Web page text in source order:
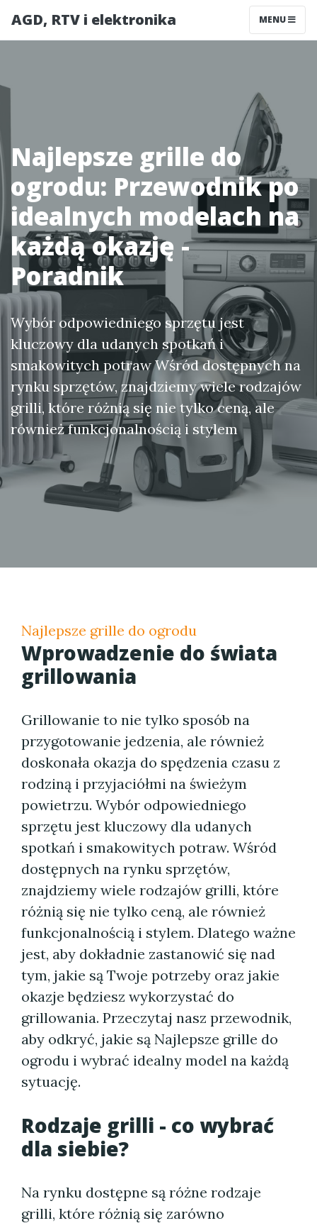
AGD, RTV i elektronika MENU
Najlepsze grille do
ogrodu: Przewodnik po
idealnych modelach na
każdą okazję -
Poradnik
Wybór odpowiedniego sprzętu jest
kluczowy dla udanych spotkań i
smakowitych potraw Wśród dostępnych na
rynku sprzętów, znajdziemy wiele rodzajów
grilli, które różnią się nie tylko ceną, ale
również funkcjonalnością i stylem
Najlepsze grille do ogrodu
Wprowadzenie do świata
grillowania
Grillowanie to nie tylko sposób na
przygotowanie jedzenia, ale również
doskonała okazja do spędzenia czasu z
rodziną i przyjaciółmi na świeżym
powietrzu. Wybór odpowiedniego
sprzętu jest kluczowy dla udanych
spotkań i smakowitych potraw. Wśród
dostępnych na rynku sprzętów,
znajdziemy wiele rodzajów grilli, które
różnią się nie tylko ceną, ale również
funkcjonalnością i stylem. Dlatego ważne
jest, aby dokładnie zastanowić się nad
tym, jakie są Twoje potrzeby oraz jakie
okazje będziesz wykorzystać do
grillowania. Przeczytaj nasz przewodnik,
aby odkryć, jakie są Najlepsze grille do
ogrodu i wybrać idealny model na każdą
sytuację.
Rodzaje grilli - co wybrać
dla siebie?
Na rynku dostępne są różne rodzaje
grilli, które różnią się zarówno